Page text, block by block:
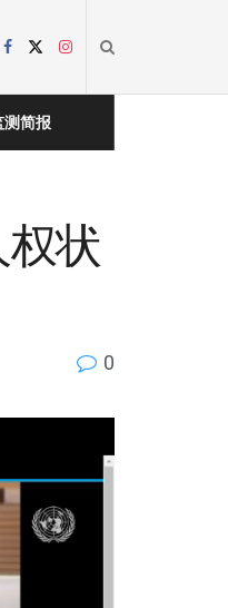
测简报
状
0